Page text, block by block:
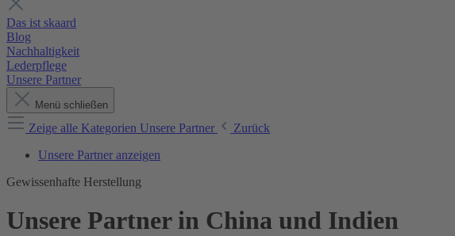
Das ist skaard
Blog
Nachhaltigkeit
Lederpflege
Unsere Partner
Menü schließen
Zeige alle Kategorien Unsere Partner
Zurück
Unsere Partner anzeigen
Gewissenhafte Herstellung
Unsere Partner in China und Indien